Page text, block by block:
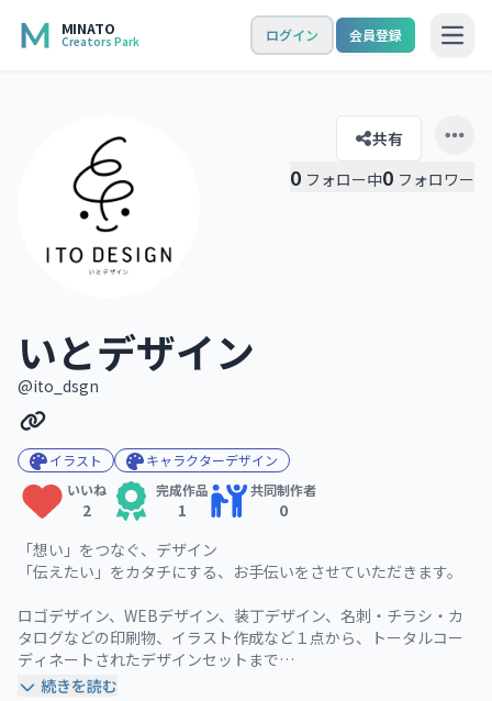
MINATO
Creators Park ログイン 会員登録
いとデザイン
@ito_dsgn
イラスト
キャラクターデザイン
いいね
2
完成作品
1
共同制作者
0
共有
0 フォロー中0 フォロワー
「想い」をつなぐ、デザイン
「伝えたい」をカタチにする、お手伝いをさせていただきます。
ロゴデザイン、WEBデザイン、装丁デザイン、名刺・チラシ・カ
タログなどの印刷物、イラスト作成など１点から、トータルコー
ディネートされたデザインセットまで
続きを読む